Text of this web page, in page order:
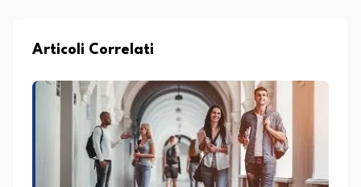
Articoli Correlati